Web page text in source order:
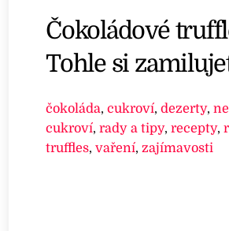
Čokoládové
Tohle si
čokoláda,cukroví,dezerty,
cukroví,rady a tipy,recepty,
truffles,vaření, zajímavosti